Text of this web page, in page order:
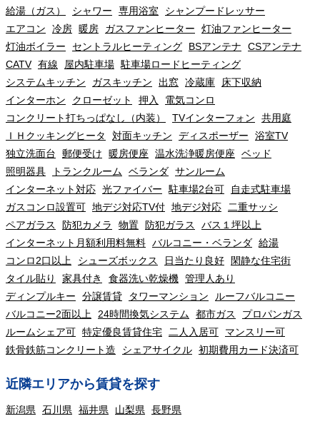
給湯（ガス）
シャワー 専用浴室
シャンプードレッサー
エアコン
冷房 暖房 ガスファンヒーター
灯油ファンヒーター
灯油ボイラー
セントラルヒーティング BSアンテナ
CSアンテナ
CATV 有線 屋内駐車場 駐車場ロードヒーティング
システムキッチン
ガスキッチン 出窓 冷蔵庫
床下収納
インターホン
クローゼット 押入
電気コンロ
コンクリート打ちっぱなし（内装）
TVインターフォン
共用庭
ＩＨクッキングヒータ
対面キッチン ディスポーザー
浴室TV
独立洗面台
郵便受け 暖房便座 温水洗浄暖房便座
ベッド
照明器具
トランクルーム ベランダ サンルーム
インターネット対応 光ファイバー 駐車場2台可
自走式駐車場
ガスコンロ設置可 地デジ対応TV付 地デジ対応 二重サッシ
ペアガラス
防犯カメラ 物置 防犯ガラス
バス１坪以上
インターネット月額利用料無料 バルコニー・ベランダ 給湯
コンロ2口以上
シューズボックス 日当たり良好
閑静な住宅街
タイル貼り
家具付き 食器洗い乾燥機 管理人あり
ディンプルキー
分譲賃貸 タワーマンション
ルーフバルコニー
バルコニー2面以上 24時間換気システム 都市ガス
プロパンガス
ルームシェア可 特定優良賃貸住宅 二人入居可
マンスリー可
鉄骨鉄筋コンクリート造
シェアサイクル 初期費用カード決済可
近隣エリアから賃貸を探す
新潟県 石川県 福井県 山梨県 長野県